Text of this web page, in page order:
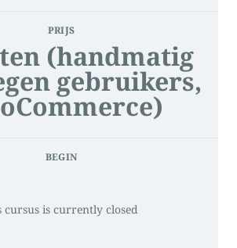
PRIJS
(handmatig
gebruikers,
BEGIN
cursus is currently closed